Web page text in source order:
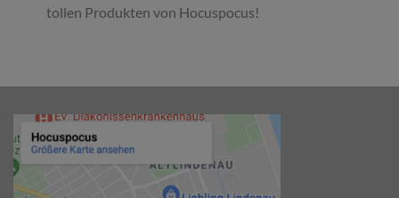
tollen Produkten von Hocuspocus!